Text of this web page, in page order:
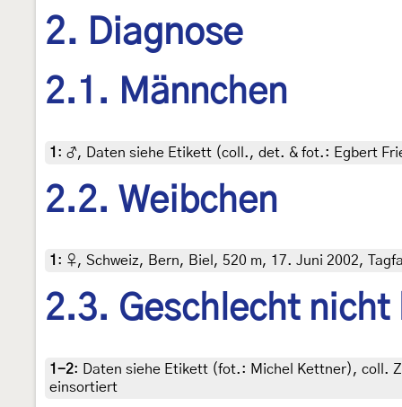
2. Diagnose
2.1. Männchen
1 : ♂, Daten siehe Etikett (coll., det. & fot.: Egbert
2.2. Weibchen
1 : ♀, Schweiz, Bern, Biel, 520 m, 17. Juni 2002,
2.3. Geschlecht nicht
1-2:
Daten siehe Etikett (fot.: Michel Kettner), coll.
einsortiert